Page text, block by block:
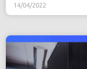
14/04/2022